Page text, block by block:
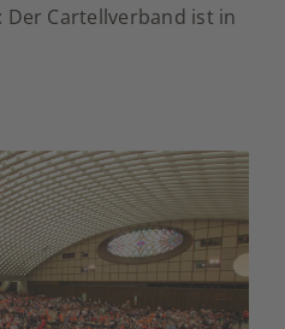
Farben
Cartellverband ist in